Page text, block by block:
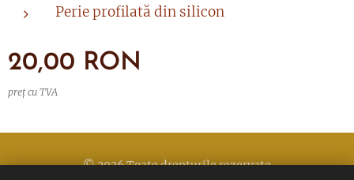
Perie profilată din silicon
20,00 RON
preț cu TVA
© 2026 Toate drepturile rezervate